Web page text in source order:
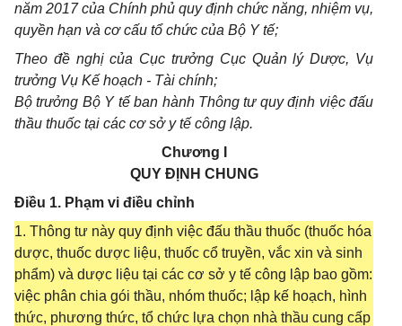
năm 2017 của Chính phủ quy định chức năng, nhiệm vụ,
quyền hạn và cơ cấu tổ chức của Bộ Y tế;
Theo đề nghị của Cục trưởng Cục Quản lý Dược, Vụ
trưởng Vụ Kế hoạch - Tài chính;
Bộ trưởng Bộ Y tế ban hành Thông tư quy định việc đấu
thầu thuốc tại các cơ sở y tế công lập.
Chương I
QUY ĐỊNH CHUNG
Điều 1. Phạm vi điều chỉnh
1. Thông tư này quy định việc đấu thầu thuốc (thuốc hóa
dược, thuốc dược liệu, thuốc cổ truyền, vắc xin và sinh
phẩm) và dược liệu tại các cơ sở y tế công lập bao gồm:
việc phân chia gói thầu, nhóm thuốc; lập kế hoạch, hình
thức, phương thức, tổ chức lựa chọn nhà thầu cung cấp